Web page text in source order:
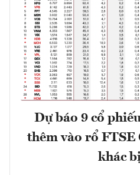
Dự báo 9 cổ
thêm vào rổ FTSE
khác